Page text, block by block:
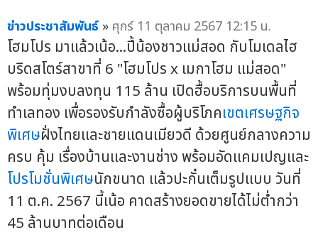
ข่าวประชาสัมพันธ์ » ศุกร์ 11 ตุลาคม 2567 12:15 น.
โฮมโปร มาแล้วเน้อ...ปี้น้องชาวแม่สอด กับโมเดลไฮ
บริดสโตร์สาขาที่ 6 "โฮมโปร x เมกาโฮม แม่สอด"
พร้อมทุ่มงบลงทุน 115 ล้าน เปิดฮื้อบริการบนพื้นที่
ทำเลทอง เพื่อรองรับกำลังซื้อผู้บริโภคเขตเศรษฐกิจ
พิเศษฝั่งไทยและชายแดนเมียวดี ด้วยศูนย์กลางความ
ครบ คุ้ม เรื่องบ้านและงานช่าง พร้อมอัดแคมเปญและ
โปรโมชั่นพิเศษนักขนาด แล้วปะกั๋นเต็มรูปแบบ วันที่
11 ต.ค. 2567 นี้เน้อ คาดสร้างยอดขายได้ไม่ต่ำกว่า
45 ล้านบาทต่อเดือน